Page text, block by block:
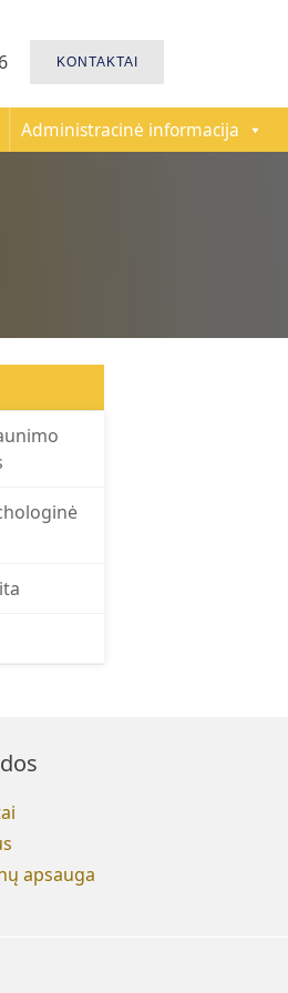
KONTAKTAI
Administracinė informacija
apsauga